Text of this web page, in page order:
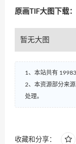
原画TIF大图下载：
暂无大图
1、本站共有
2、本资源部分来
处理。
收藏和分享：